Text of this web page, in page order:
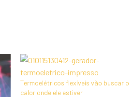
Termoelétricos flexíveis vão buscar o
calor onde ele estiver